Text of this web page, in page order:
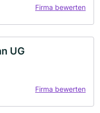
Firma bewerten
UG
Firma bewerten